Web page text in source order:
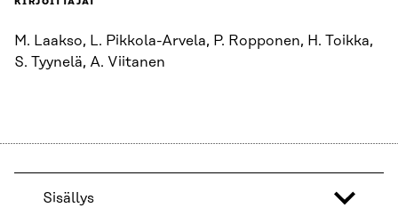
M. Laakso, L. Pikkola-Arvela, P. Ropponen, H. Toikka,
S. Tyynelä, A. Viitanen
Sisällys